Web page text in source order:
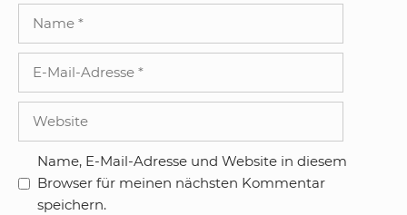
Adresse
Name, E-Mail-Adresse und Website in diesem
Browser für meinen nächsten Kommentar
speichern.